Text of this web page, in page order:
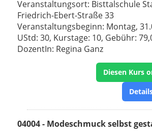
Veranstaltungsort: Bisttalschule
Friedrich-Ebert-Straße 33
Veranstaltungsbeginn: Montag,
UStd: 30, Kurstage: 10, Gebühr:
DozentIn: Regina Ganz
Diesen Kurs
04004 - Modeschmuck selbst